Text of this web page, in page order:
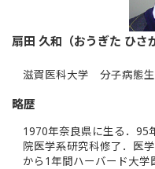
扇田 久和（おうぎた ひさ
滋賀医科大学 分子病態生
略歴
1970年奈良県に生る．95
院医学系研究科修了．医
から1年間ハーバード大